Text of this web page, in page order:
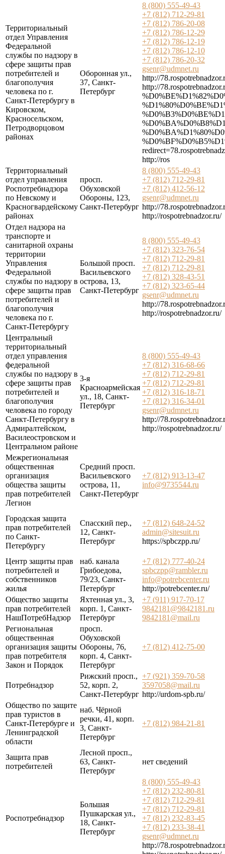
Территориальный
отдел Управления
Федеральной
службы по надзору в
сфере защиты прав
потребителей и
благополучия
человека по г.
Санкт-Петербургу в
Кировском,
Красносельском,
Петродворцовом
районах
Оборонная ул.,
37, Санкт-
Петербург
8 (800) 555-49-43
+7 (812) 712-29-81
+7 (812) 786-20-08
+7 (812) 786-12-29
+7 (812) 786-12-19
+7 (812) 786-12-10
+7 (812) 786-20-32
gsenr@udmnet.ru
http://
http://
http://ros
Территориальный
отдел управления
Роспотребнадзора
по Невскому и
Красногвардейскому
районах
просп.
Обуховской
Обороны, 123,
Санкт-Петербург
8 (800) 555-49-43
+7 (812) 712-29-81
+7 (812) 412-56-12
gsenr@udmnet.ru
http://
http://rospotrebnadzor.ru/
Отдел надзора на
транспорте и
санитарной охраны
территории
Управления
Федеральной
службы по надзору в
сфере защиты прав
потребителей и
благополучия
человека по г.
Санкт-Петербургу
Большой просп.
Васильевского
острова, 13,
Санкт-Петербург
8 (800) 555-49-43
+7 (812) 323-76-54
+7 (812) 712-29-81
+7 (812) 712-29-81
+7 (812) 328-43-51
+7 (812) 323-65-44
gsenr@udmnet.ru
http://
http://rospotrebnadzor.ru/
Центральный
территориальный
отдел управления
федеральной
службы по надзору в
сфере защиты прав
потребителей и
благополучия
человека по городу
Санкт-Петербургу в
Адмиралтейском,
Василеостровском и
Центральном районе
3-я
Красноармейская
ул., 18, Санкт-
Петербург
8 (800) 555-49-43
+7 (812) 316-68-66
+7 (812) 712-29-81
+7 (812) 712-29-81
+7 (812) 316-18-71
+7 (812) 316-34-01
gsenr@udmnet.ru
http://
http://rospotrebnadzor.ru/
Межрегиональная
общественная
организация
общества защиты
прав потребителей
Легион
Средний просп.
Васильевского
острова, 11,
Санкт-Петербург
+7 (812) 913-13-47
info@9735544.ru
Городская защита
прав потребителей
по Санкт-
Петербургу
Спасский пер.,
12, Санкт-
Петербург
+7 (812) 648-24-52
admin@sitesuit.ru
https://spbczpp.ru/
Центр защиты прав
потребителей и
собственников
жилья
наб. канала
Грибоедова,
79/23, Санкт-
Петербург
+7 (812) 777-40-24
spbczpp@rambler.ru
info@potrebcenter.ru
http://potrebcenter.ru/
Общество защиты
прав потребителей
НашПотребНадзор
Яхтенная ул., 3,
корп. 1, Санкт-
Петербург
+7 (911) 917-70-17
9842181@9842181.ru
9842181@mail.ru
Региональная
общественная
организация защиты
прав потребителя
Закон и Порядок
просп.
Обуховской
Обороны, 76,
корп. 4, Санкт-
Петербург
+7 (812) 412-75-00
Потребнадзор
Рижский просп.,
52, корп. 2,
Санкт-Петербург
+7 (921) 359-70-58
3597058@mail.ru
http://urdom-spb.ru/
Общество по защите
прав туристов в
Санкт-Петербурге и
Ленинградской
области
наб. Чёрной
речки, 41, корп.
3, Санкт-
Петербург
+7 (812) 984-21-81
Защита прав
потребителей
Лесной просп.,
63, Санкт-
Петербург
нет сведений
Роспотребнадзор
Большая
Пушкарская ул.,
18, Санкт-
Петербург
8 (800) 555-49-43
+7 (812) 232-80-81
+7 (812) 712-29-81
+7 (812) 712-29-81
+7 (812) 232-83-45
+7 (812) 233-38-41
gsenr@udmnet.ru
http://